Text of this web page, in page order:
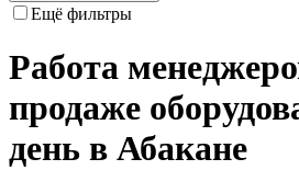
Ещё фильтры
Работа
продаже
день в Абакане